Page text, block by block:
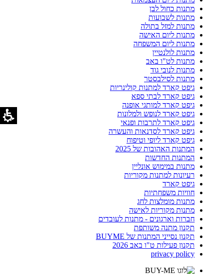
מתנות כחול לבן
מתנות לשבועות
מתנות למזל בתולה
מתנות ליום האישה
מתנות ליום המשפחה
מתנות לולנטיין
מתנות לט"ו באב
מתנות לנובי גוד
מתנות לסילבסטר
גיפט קארד למתנות קולינריות
גיפט קארד לבתי ספא
גיפט קארד למותגי אופנה
גיפט קארד לנופש ולמלונות
גיפט קארד לתרבות ופנאי
גיפט קארד לסדנאות והעשרה
גיפט קארד ליופי וטיפוח
המתנות האהובות של 2025
המתנות החדשות
מתנות במימוש אונליין
רעיונות למתנות מקוריות
גיפט קארד
חוויות משפחתיות
מתנות מומלצות לחג
מתנות מקוריות לאישה
חברות וארגונים - מתנות לעובדים
תקנון מתנה משותפת
תקנון נסייני המתנות של BUYME
תקנון פעילות ט"ו באב 2026
privacy policy